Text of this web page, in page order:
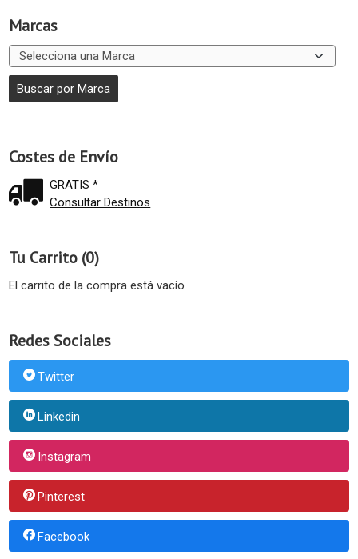
Marcas
Costes de Envío
GRATIS *
Consultar Destinos
Tu Carrito (0)
El carrito de la compra está vacío
Redes Sociales
Twitter
Linkedin
Instagram
Pinterest
Facebook